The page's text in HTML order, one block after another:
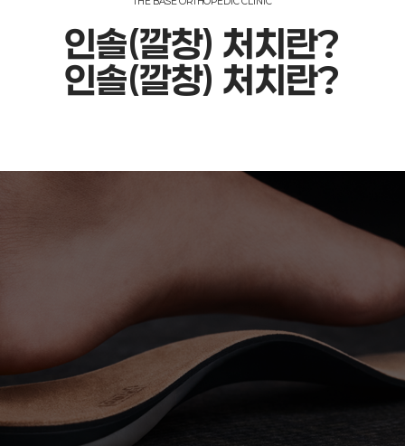
인솔(깔창) 처치 란?
인솔(깔창) 처치 란?